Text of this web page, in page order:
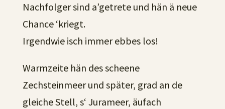
Nachfolger sind a’getrete und hän ä neue
Chance ‘kriegt.
Irgendwie isch immer ebbes los!
Warmzeite hän des scheene
Zechsteinmeer und später, grad an de
gleiche Stell, s‘ Jurameer, äufach